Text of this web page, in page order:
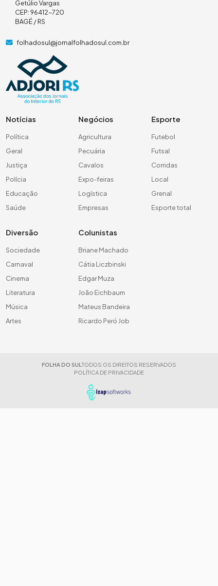
Getúlio Vargas
CEP: 96412-720
BAGÉ / RS
folhadosul@jornalfolhadosul.com.br
Notícias
Política
Geral
Justiça
Polícia
Educação
Saúde
Negócios
Agricultura
Pecuária
Cavalos
Expo-feiras
Logística
Empresas
Esporte
Futebol
Futsal
Corridas
Local
Grenal
Esporte total
Diversão
Sociedade
Carnaval
Cinema
Literatura
Música
Artes
Colunistas
Briane Machado
Cátia Liczbinski
Edgar Muza
João Eichbaum
Mateus Bandeira
Ricardo Peró Job
FOLHA DO SUL TODOS OS DIREITOS RESERVADOS
POLÍTICA DE PRIVACIDADE